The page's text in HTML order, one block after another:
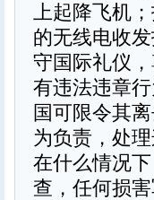
上起降飞机
的无线电收
守国际礼仪
有违法违章
国可限令其
为负责，处
在什么情况
查，任何损